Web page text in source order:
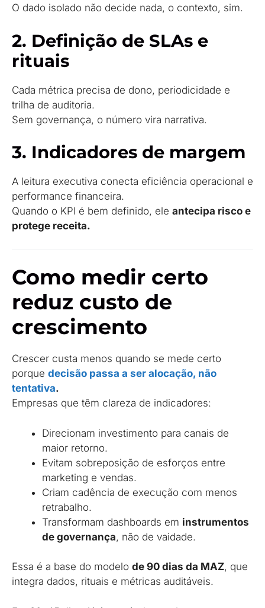
O dado isolado não decide nada, o contexto, sim.
2. Definição de SLAs e
rituais
Cada métrica precisa de dono, periodicidade e
trilha de auditoria.
Sem governança, o número vira narrativa.
3. Indicadores de margem
A leitura executiva conecta eficiência operacional e
performance financeira.
Quando o KPI é bem definido, ele antecipa risco e
protege receita.
Como medir certo
reduz custo de
crescimento
Crescer custa menos quando se mede certo
porque decisão passa a ser alocação, não
tentativa.
Empresas que têm clareza de indicadores:
Direcionam investimento para canais de
maior retorno.
Evitam sobreposição de esforços entre
marketing e vendas.
Criam cadência de execução com menos
retrabalho.
Transformam dashboards em instrumentos
de governança, não de vaidade.
Essa é a base do modelo de 90 dias da MAZ, que
integra dados, rituais e métricas auditáveis.